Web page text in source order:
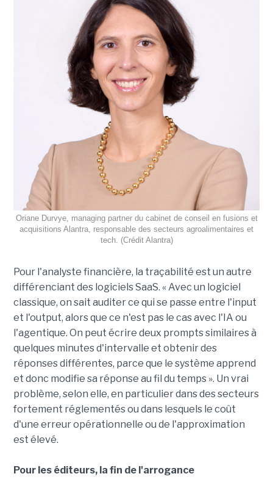
Oriane Durvye, managing partner du cabinet de conseil en fusions et
acquisitions Alantra, responsable des secteurs agroalimentaires et
tech. (Crédit Alantra)
Pour l'analyste financière, la traçabilité est un autre
différenciant des logiciels SaaS. « Avec un logiciel
classique, on sait auditer ce qui se passe entre l'input
et l'output, alors que ce n'est pas le cas avec l'IA ou
l'agentique. On peut écrire deux prompts similaires à
quelques minutes d'intervalle et obtenir des
réponses différentes, parce que le système apprend
et donc modifie sa réponse au fil du temps ». Un vrai
problème, selon elle, en particulier dans des secteurs
fortement réglementés ou dans lesquels le coût
d'une erreur opérationnelle ou de l'approximation
est élevé.
Pour les éditeurs, la fin de l'arrogance